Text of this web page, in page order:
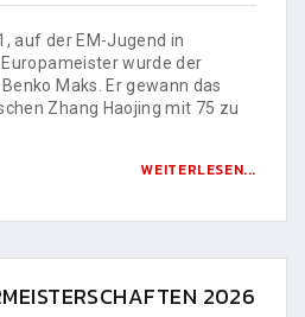
auf der EM-Jugend in
wurde der
Maks. Er gewann das
Zhang Haojing mit 75 zu
WEITERLESEN...
2026